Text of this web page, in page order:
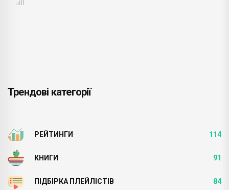
Трендові категорії
РЕЙТИНГИ 114
КНИГИ 91
ПІДБІРКА ПЛЕЙЛІСТІВ 84